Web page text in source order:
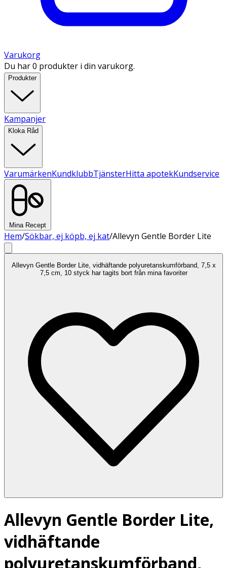
Varukorg
Du har 0 produkter i din varukorg.
Produkter
Kampanjer
Kloka Råd
VarumärkenKundklubbTjänsterHitta apotekKundservice
Mina Recept
Hem/Sökbar, ej köpb, ej kat/Allevyn Gentle Border Lite
Allevyn Gentle Border Lite, vidhäftande polyuretanskumförband, 7,5 x
7,5 cm, 10 styck har tagits bort från mina favoriter
Allevyn Gentle Border Lite,
vidhäftande
polyuretanskumförband,